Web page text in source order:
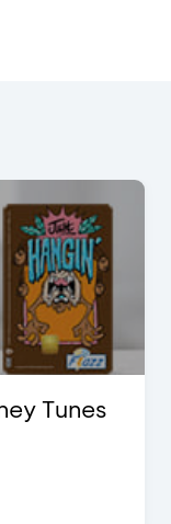
Tunes